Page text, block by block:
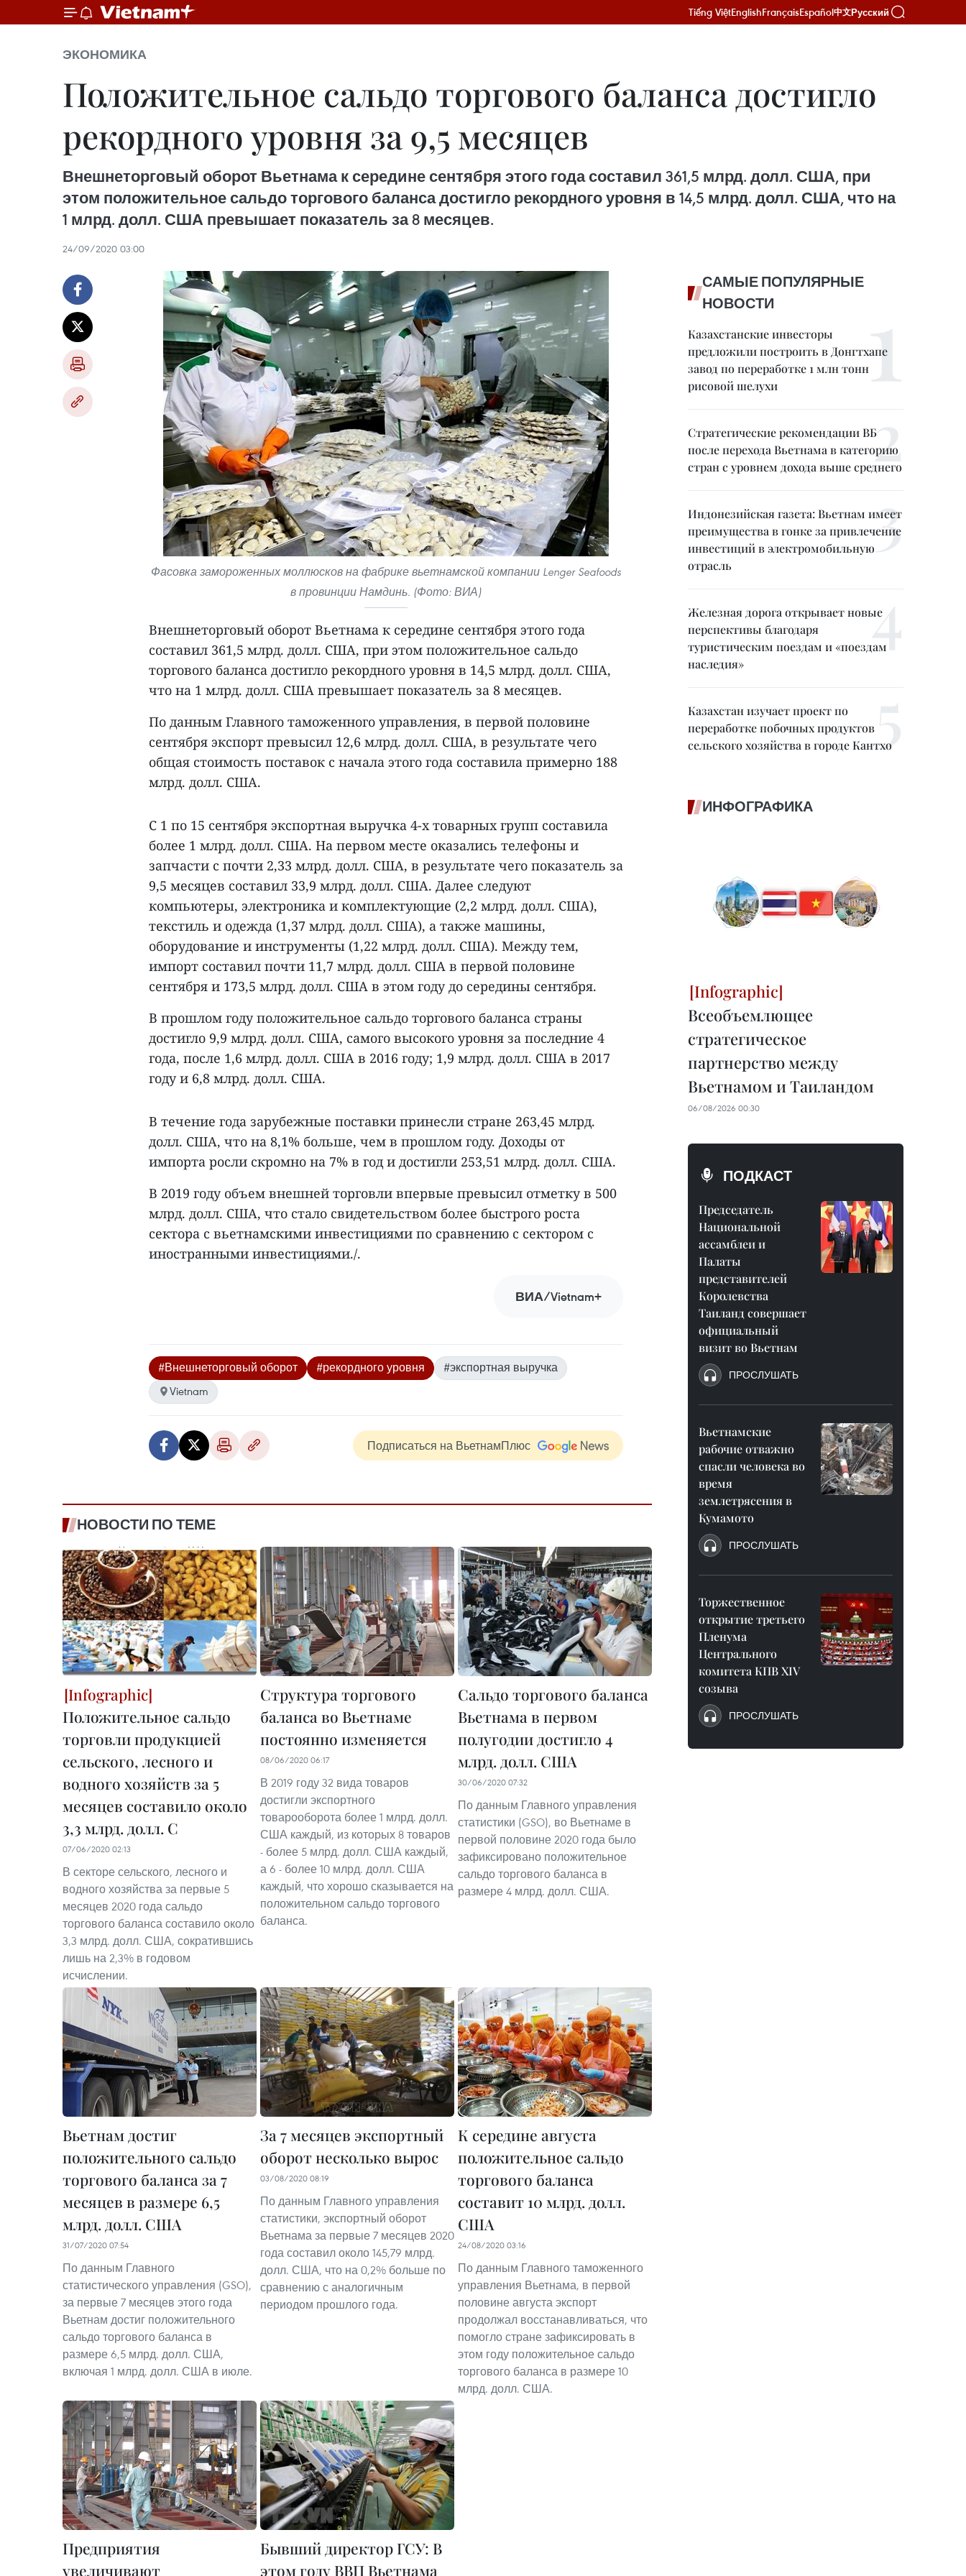
Tiếng ViệtEnglishFrançaisEspañol中文Русский
ЭКОНОМИКА
Положительное сальдо торгового баланса достигло
рекордного уровня за 9,5 месяцев
Внешнеторговый оборот Вьетнама к середине сентября этого года составил 361,5 млрд. долл. США, при
этом положительное сальдо торгового баланса достигло рекордного уровня в 14,5 млрд. долл. США, что на
1 млрд. долл. США превышает показатель за 8 месяцев.
24/09/2020 03:00
Фасовка замороженных моллюсков на фабрике вьетнамской компании Lenger Seafoods
в провинции Намдинь. (Фото: ВИА)
Внешнеторговый оборот Вьетнама к середине сентября этого года
составил 361,5 млрд. долл. США, при этом положительное сальдо
торгового баланса достигло рекордного уровня в 14,5 млрд. долл. США,
что на 1 млрд. долл. США превышает показатель за 8 месяцев.
По данным Главного таможенного управления, в первой половине
сентября экспорт превысил 12,6 млрд. долл. США, в результате чего
общая стоимость поставок с начала этого года составила примерно 188
млрд. долл. США.
С 1 по 15 сентября экспортная выручка 4-х товарных групп составила
более 1 млрд. долл. США. На первом месте оказались телефоны и
запчасти с почти 2,33 млрд. долл. США, в результате чего показатель за
9,5 месяцев составил 33,9 млрд. долл. США. Далее следуют
компьютеры, электроника и комплектующие (2,2 млрд. долл. США),
текстиль и одежда (1,37 млрд. долл. США), а также машины,
оборудование и инструменты (1,22 млрд. долл. США). Между тем,
импорт составил почти 11,7 млрд. долл. США в первой половине
сентября и 173,5 млрд. долл. США в этом году до середины сентября.
В прошлом году положительное сальдо торгового баланса страны
достигло 9,9 млрд. долл. США, самого высокого уровня за последние 4
года, после 1,6 млрд. долл. США в 2016 году; 1,9 млрд. долл. США в 2017
году и 6,8 млрд. долл. США.
В течение года зарубежные поставки принесли стране 263,45 млрд.
долл. США, что на 8,1% больше, чем в прошлом году. Доходы от
импорта росли скромно на 7% в год и достигли 253,51 млрд. долл. США.
В 2019 году объем внешней торговли впервые превысил отметку в 500
млрд. долл. США, что стало свидетельством более быстрого роста
сектора с вьетнамскими инвестициями по сравнению с сектором с
иностранными инвестициями./.
ВИА/Vietnam+
#Внешнеторговый оборот #рекордного уровня
#экспортная выручка
Vietnam
Подписаться на ВьетнамПлюс
НОВОСТИ ПО ТЕМЕ
Положительное сальдо
торговли продукцией
сельского, лесного и
водного хозяйств за 5
месяцев составило около
3,3 млрд. долл. С
07/06/2020 02:13
В секторе сельского, лесного и
водного хозяйства за первые 5
месяцев 2020 года сальдо
торгового баланса составило около
3,3 млрд. долл. США, сократившись
лишь на 2,3% в годовом
исчислении.
Структура торгового
баланса во Вьетнаме
постоянно изменяется
08/06/2020 06:17
В 2019 году 32 вида товаров
достигли экспортного
товарооборота более 1 млрд. долл.
США каждый, из которых 8 товаров
- более 5 млрд. долл. США каждый,
а 6 - более 10 млрд. долл. США
каждый, что хорошо сказывается на
положительном сальдо торгового
баланса.
Сальдо торгового баланса
Вьетнама в первом
полугодии достигло 4
млрд. долл. США
30/06/2020 07:32
По данным Главного управления
статистики (GSO), во Вьетнаме в
первой половине 2020 года было
зафиксировано положительное
сальдо торгового баланса в
размере 4 млрд. долл. США.
Вьетнам достиг
положительного сальдо
торгового баланса за 7
месяцев в размере 6,5
млрд. долл. США
31/07/2020 07:54
По данным Главного
статистического управления (GSO),
за первые 7 месяцев этого года
Вьетнам достиг положительного
сальдо торгового баланса в
размере 6,5 млрд. долл. США,
включая 1 млрд. долл. США в июле.
За 7 месяцев экспортный
оборот несколько вырос
03/08/2020 08:19
По данным Главного управления
статистики, экспортный оборот
Вьетнама за первые 7 месяцев 2020
года составил около 145,79 млрд.
долл. США, что на 0,2% больше по
сравнению с аналогичным
периодом прошлого года.
К середине августа
положительное сальдо
торгового баланса
составит 10 млрд. долл.
США
24/08/2020 03:16
По данным Главного таможенного
управления Вьетнама, в первой
половине августа экспорт
продолжал восстанавливаться, что
помогло стране зафиксировать в
этом году положительное сальдо
торгового баланса в размере 10
млрд. долл. США.
Предприятия
увеличивают
Бывший директор ГСУ: В
этом году ВВП Вьетнама
САМЫЕ ПОПУЛЯРНЫЕ
НОВОСТИ
Казахстанские инвесторы
предложили построить в Донгтхапе
завод по переработке 1 млн тонн
рисовой шелухи
Стратегические рекомендации ВБ
после перехода Вьетнама в категорию
стран с уровнем дохода выше среднего
Индонезийская газета: Вьетнам имеет
преимущества в гонке за привлечение
инвестиций в электромобильную
отрасль
Железная дорога открывает новые
перспективы благодаря
туристическим поездам и «поездам
наследия»
Казахстан изучает проект по
переработке побочных продуктов
сельского хозяйства в городе Кантхо
ИНФОГРАФИКА
Всеобъемлющее
стратегическое
партнерство между
Вьетнамом и Таиландом
06/08/2026 00:30
ПОДКАСТ
Председатель
Национальной
ассамблеи и
Палаты
представителей
Королевства
Таиланд совершает
официальный
визит во Вьетнам
ПРОСЛУШАТЬ
Вьетнамские
рабочие отважно
спасли человека во
время
землетрясения в
Кумамото
ПРОСЛУШАТЬ
Торжественное
открытие третьего
Пленума
Центрального
комитета КПВ XIV
созыва
ПРОСЛУШАТЬ